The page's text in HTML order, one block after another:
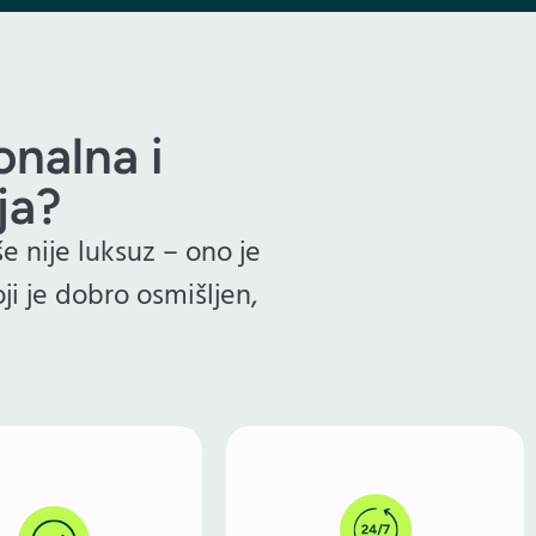
i
nije luksuz – ono je
je dobro osmišljen,
Za razliku od fizičkog
poslovnog prostora, web